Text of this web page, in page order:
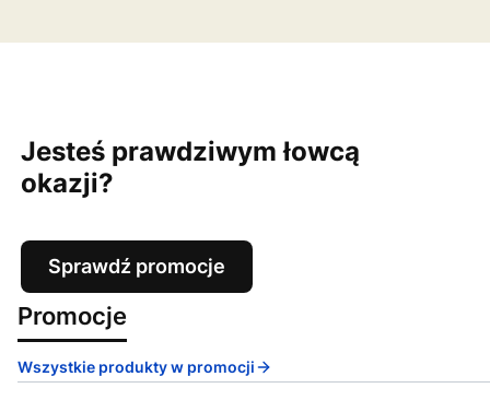
Jesteś prawdziwym łowcą
okazji?
Sprawdź promocje
Promocje
Wszystkie produkty w promocji